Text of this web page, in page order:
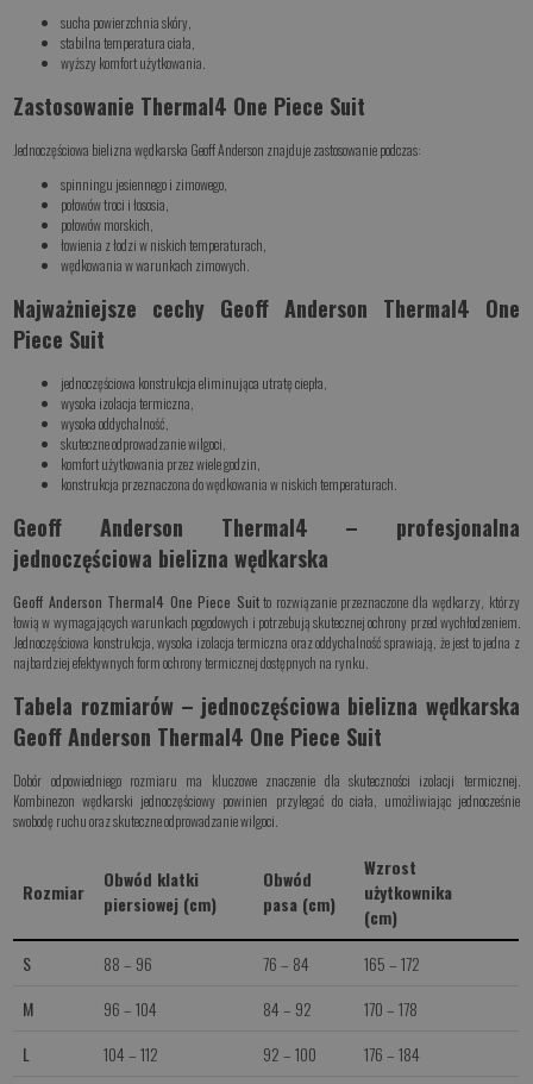
sucha powierzchnia skóry,
stabilna temperatura ciała,
wyższy komfort użytkowania.
Zastosowanie Thermal4 One Piece Suit
Jednoczęściowa bielizna wędkarska Geoff Anderson znajduje zastosowanie podczas:
spinningu jesiennego i zimowego,
połowów troci i łososia,
połowów morskich,
łowienia z łodzi w niskich temperaturach,
wędkowania w warunkach zimowych.
Najważniejsze cechy Geoff Anderson Thermal4 One
Piece Suit
jednoczęściowa konstrukcja eliminująca utratę ciepła,
wysoka izolacja termiczna,
wysoka oddychalność,
skuteczne odprowadzanie wilgoci,
komfort użytkowania przez wiele godzin,
konstrukcja przeznaczona do wędkowania w niskich temperaturach.
Geoff Anderson Thermal4 – profesjonalna
jednoczęściowa bielizna wędkarska
Geoff Anderson Thermal4 One Piece Suitto rozwiązanie przeznaczone dla wędkarzy, którzy
łowią w wymagających warunkach pogodowych i potrzebują skutecznej ochrony przed wychłodzeniem.
Jednoczęściowa konstrukcja, wysoka izolacja termiczna oraz oddychalność sprawiają, że jest to jedna z
najbardziej efektywnych form ochrony termicznej dostępnych na rynku.
Tabela rozmiarów – jednoczęściowa bielizna wędkarska
Geoff Anderson Thermal4 One Piece Suit
Dobór odpowiedniego rozmiaru ma kluczowe znaczenie dla skuteczności izolacji termicznej.
Kombinezon wędkarski jednoczęściowy powinien przylegać do ciała, umożliwiając jednocześnie
swobodę ruchu oraz skuteczne odprowadzanie wilgoci.
Rozmiar
Obwód klatki
piersiowej (cm)
Obwód
pasa (cm)
Wzrost
użytkownika
(cm)
S
88 – 96 76 – 84
165 – 172
M
96 – 104 84 – 92
170 – 178
L
104 – 112 92 – 100
176 – 184